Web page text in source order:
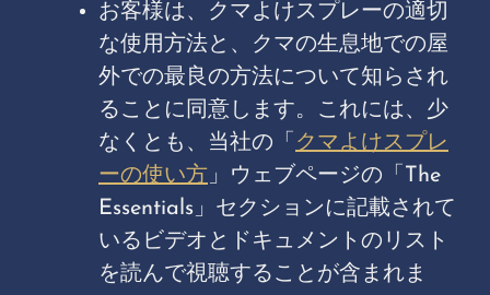
お客様は、クマよけスプレーの適切
な使用方法と、クマの生息地での屋
外での最良の方法について知らされ
ることに同意します。これには、少
なくとも、当社の「 クマよけスプレ
ーの使い方 」ウェブページの「The
Essentials」セクションに記載されて
いるビデオとドキュメントのリスト
を読んで視聴することが含まれま